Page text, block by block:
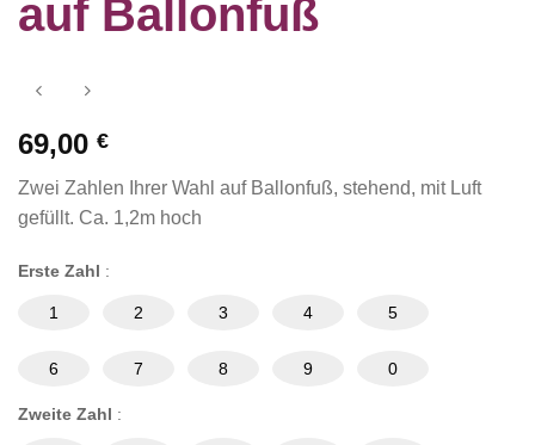
auf Ballonfuß
69,00 €
Zwei Zahlen Ihrer Wahl auf Ballonfuß, stehend, mit Luft
gefüllt. Ca. 1,2m hoch
Erste Zahl :
1 2 3 4 5
6 7 8 9 0
Zweite Zahl :